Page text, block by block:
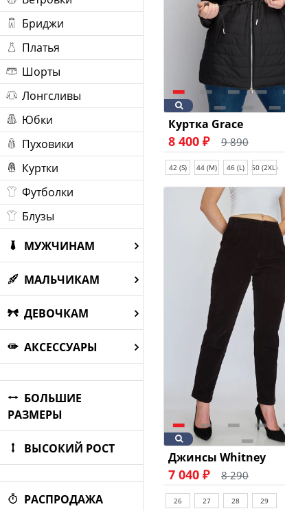
Бриджи
Платья
Шорты
Лонгсливы
Юбки
Пуховики
Куртки
Футболки
Блузы
МУЖЧИНАМ
МАЛЬЧИКАМ
ДЕВОЧКАМ
АКСЕССУАРЫ
БОЛЬШИЕ
РАЗМЕРЫ
ВЫСОКИЙ РОСТ
РАСПРОДАЖА
Куртка Grace
8 400 ₽ 9 890
42 (S) 44 (M) 46 (L) 50 (2XL)
Джинсы Whitney
7 040 ₽ 8 290
26 27 28 29